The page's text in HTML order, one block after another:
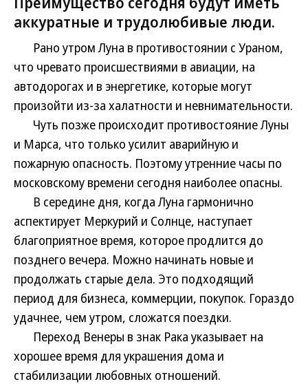
аккуратные и трудолюбивые люди.
Рано утром Луна в противостоянии с Ураном,
что чревато происшествиями в авиации, на
автодорогах и в энергетике, которые могут
произойти из-за халатности и невнимательности.
Чуть позже происходит противостояние Луны
и Марса, что только усилит аварийную и
пожарную опасность. Поэтому утренние часы по
московскому времени сегодня наиболее опасны.
В середине дня, когда Луна гармонично
аспектирует Меркурий и Солнце, наступает
благоприятное время, которое продлится до
позднего вечера. Можно начинать новые и
продолжать старые дела. Это подходящий
период для бизнеса, коммерции, покупок. Гораздо
удачнее, чем утром, сложатся поездки.
Переход Венеры в знак Рака указывает на
хорошее время для украшения дома и
стабилизации любовных отношений.